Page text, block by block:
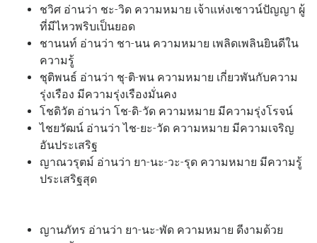
ชวิศ อ่านว่า ชะ-วิด ความหมาย เจ้าแห่งเชาวน์ปัญญา ผู้
ที่มีไหวพริบเป็นยอด
ชานนท์ อ่านว่า ชา-นน ความหมาย เพลิดเพลินยินดีใน
ความรู้
ชุติพนธ์ อ่านว่า ชุ-ติ-พน ความหมาย เกี่ยวพันกับความ
รุ่งเรือง มีความรุ่งเรืองมั่นคง
โชดิวัต อ่านว่า โช-ดิ-วัด ความหมาย มีความรุ่งโรจน์
ไชยวัฒน์ อ่านว่า ไช-ยะ-วัด ความหมาย มีความเจริญ
อันประเสริฐ
ญาณวรุตม์ อ่านว่า ยา-นะ-วะ-รุด ความหมาย มีความรู้
ประเสริฐสุด
ญานภัทร อ่านว่า ยา-นะ-พัด ความหมาย ดีงามด้วย